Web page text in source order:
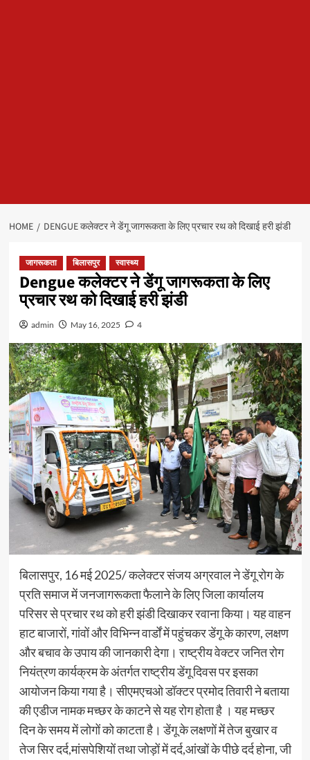
HOME DENGUE कलेक्टर ने डेंगू जागरूकता के लिए प्रचार रथ को दिखाई हरी झंडी
जागरूकता बिलासपुर स्वास्थ्य
Dengue कलेक्टर ने डेंगू जागरूकता के लिए
प्रचार रथ को दिखाई हरी झंडी
admin May 16, 2025 4
बिलासपुर, 16 मई 2025/ कलेक्टर संजय अग्रवाल ने डेंगू रोग के
प्रति समाज में जनजागरूकता फैलाने के लिए जिला कार्यालय
परिसर से प्रचार रथ को हरी झंडी दिखाकर रवाना किया। यह वाहन
हाट बाजारों, गांवों और विभिन्न वार्डों में पहुंचकर डेंगू के कारण, लक्षण
और बचाव के उपाय की जानकारी देगा। राष्ट्रीय वेक्टर जनित रोग
नियंत्रण कार्यक्रम के अंतर्गत राष्ट्रीय डेंगू दिवस पर इसका
आयोजन किया गया है। सीएमएचओ डॉक्टर प्रमोद तिवारी ने बताया
की एडीज नामक मच्छर के काटने से यह रोग होता है । यह मच्छर
दिन के समय में लोगों को काटता है। डेंगू के लक्षणों में तेज बुखार व
तेज सिर दर्द,मांसपेशियों तथा जोड़ों में दर्द,आंखों के पीछे दर्द होना, जी